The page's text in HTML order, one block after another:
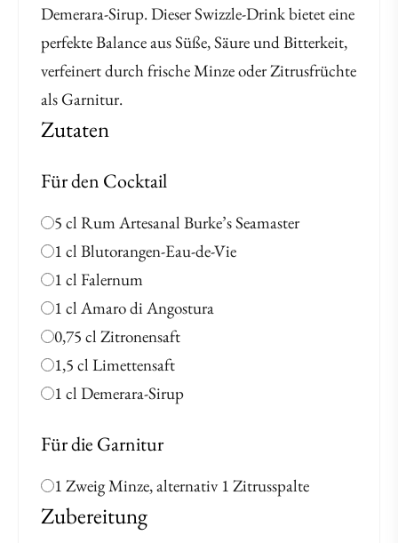
Demerara-Sirup. Dieser Swizzle-Drink bietet eine
perfekte Balance aus Süße, Säure und Bitterkeit,
verfeinert durch frische Minze oder Zitrusfrüchte
als Garnitur.
Zutaten
Für den Cocktail
5 cl Rum Artesanal Burke’s Seamaster
1 cl Blutorangen-Eau-de-Vie
1 cl Falernum
1 cl Amaro di Angostura
0,75 cl Zitronensaft
1,5 cl Limettensaft
1 cl Demerara-Sirup
Für die Garnitur
1 Zweig Minze, alternativ 1 Zitrusspalte
Zubereitung